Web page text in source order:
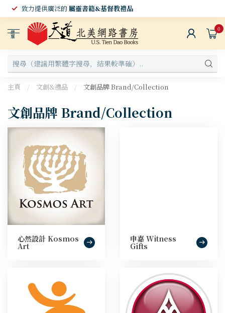
致力提供廣泛的屬靈書籍&基督教禮品
選
單
0
主頁 / 文創&禮品 / 文創品牌 Brand/Collection
文創品牌 Brand/Collection
心然設計 Kosmos
Art
申嘉 Witness
Gifts